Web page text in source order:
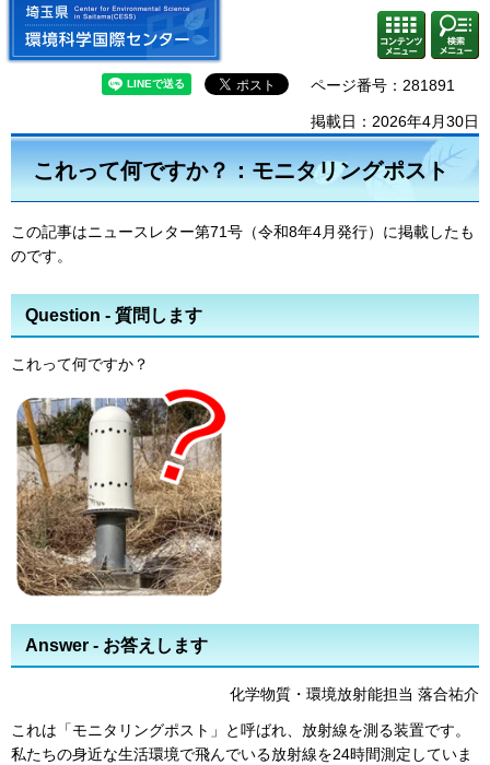
埼玉県 環境科学国際センター
コンテ
ンツメ
ニュー
検索・
共通メ
ニュー
ページ番号：281891
掲載日：2026年4月30日
これって何ですか？：モニタリングポスト
この記事はニュースレター第71号（令和8年4月発行）に掲載したも
のです。
Question - 質問します
これって何ですか？
Answer - お答えします
化学物質・環境放射能担当 落合祐介
これは「モニタリングポスト」と呼ばれ、放射線を測る装置です。
私たちの身近な生活環境で飛んでいる放射線を24時間測定していま